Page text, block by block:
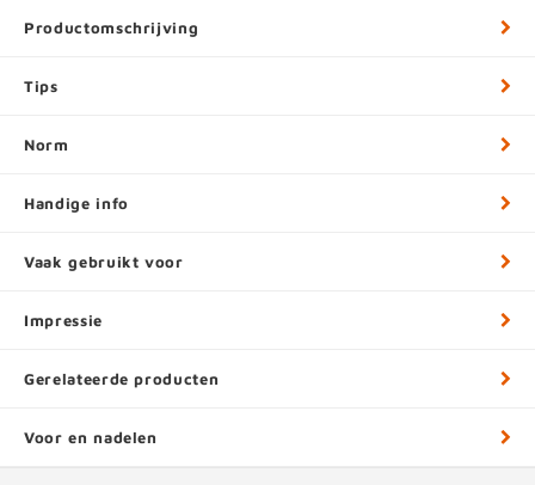
Productomschrijving
Tips
Norm
Handige info
Vaak gebruikt voor
Impressie
Gerelateerde producten
Voor en nadelen